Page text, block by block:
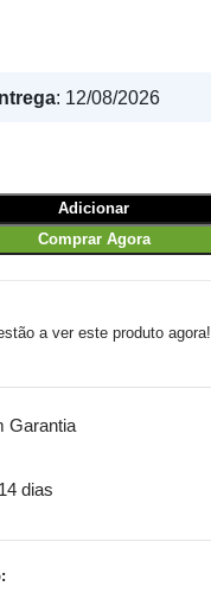
: 12/08/2026
Adicionar
Comprar Agora
a ver este produto agora!
Garantia
dias